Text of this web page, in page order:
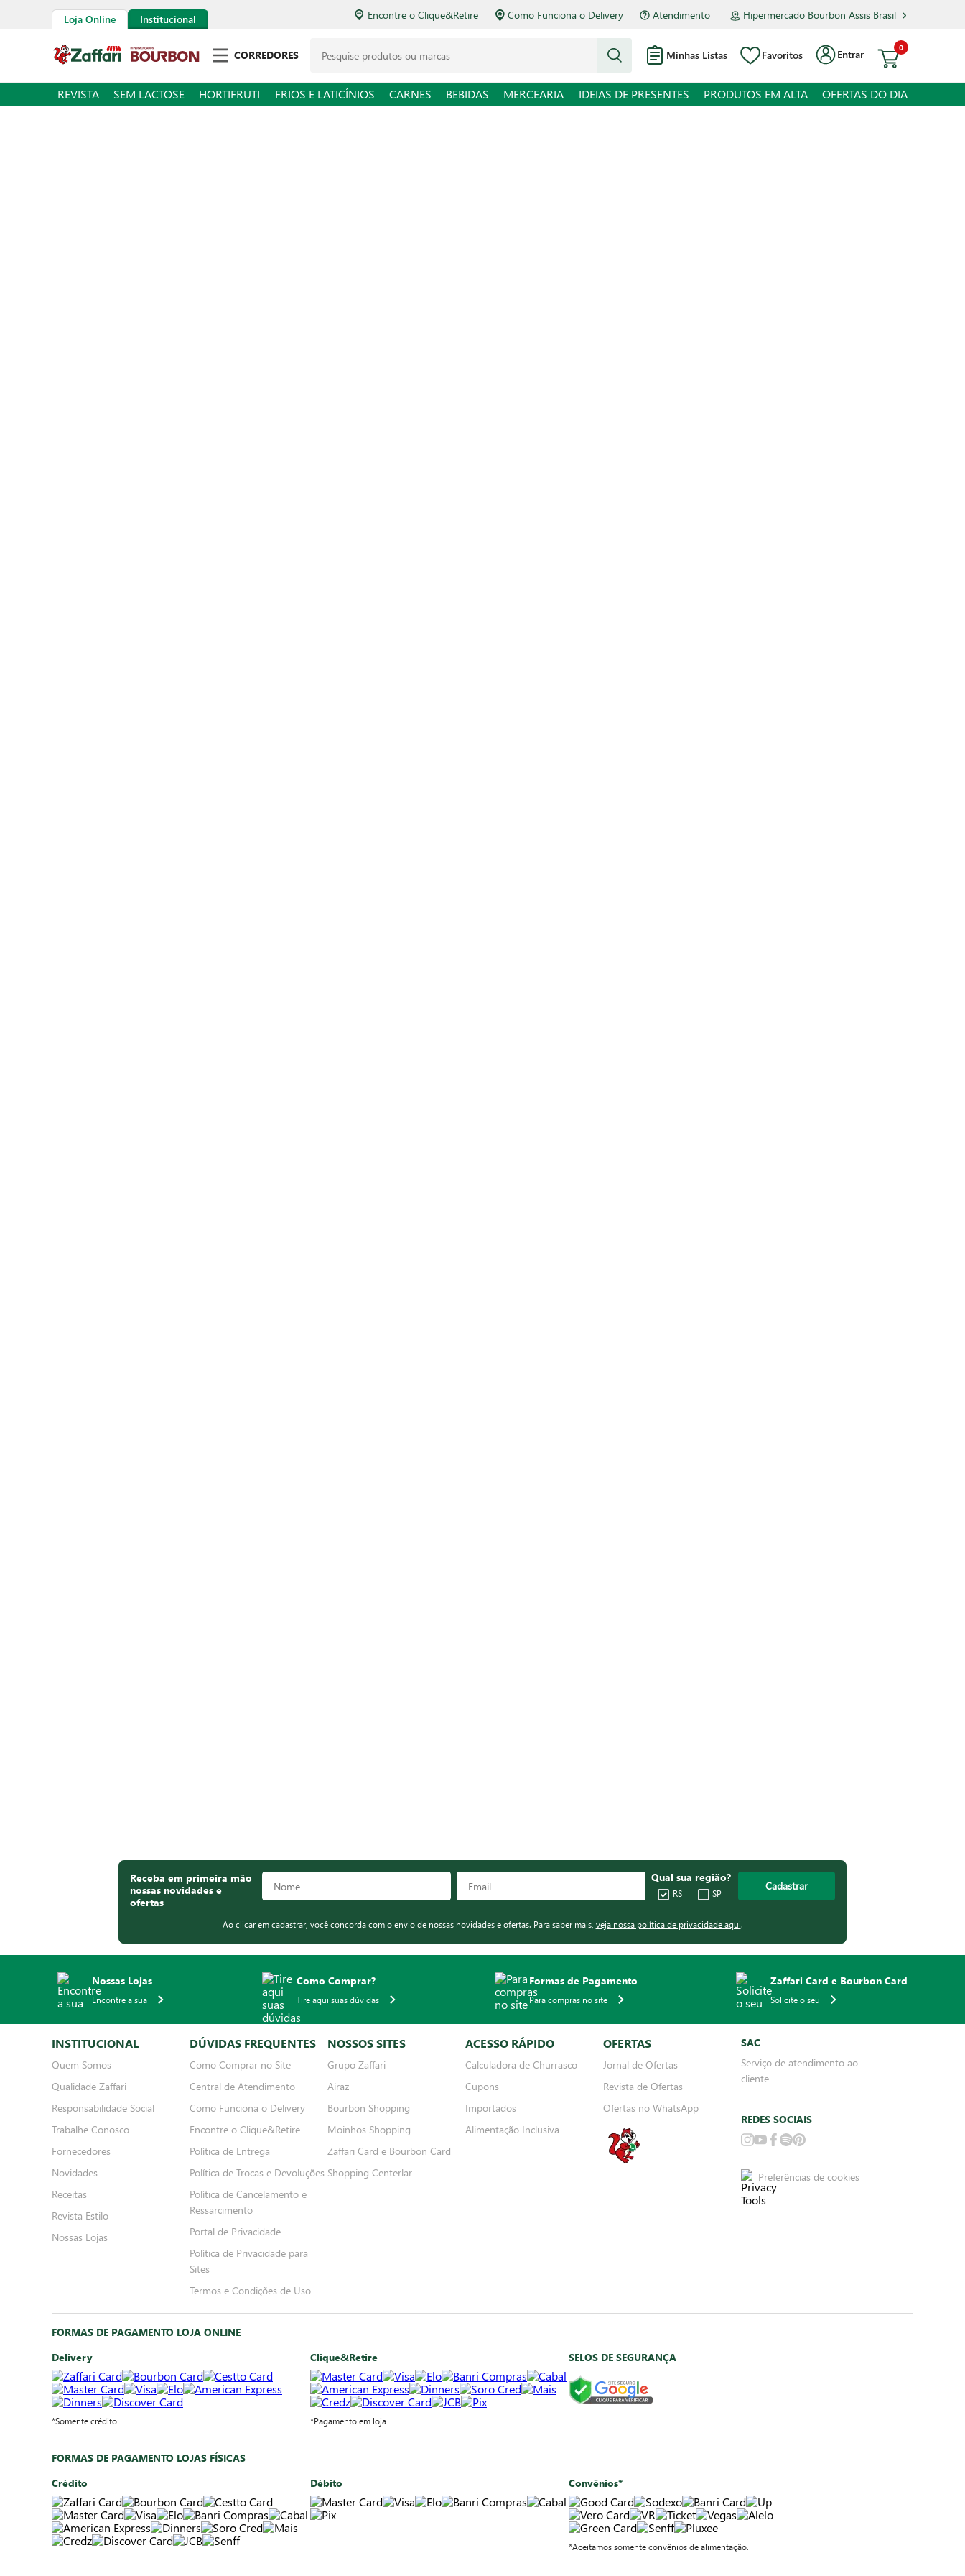
Loja Online Institucional Encontre o Clique&Retire Como Funciona o Delivery Atendimento Hipermercado Bourbon Assis Brasil
CORREDORES Minhas Listas Favoritos Entrar
0
REVISTA SEM LACTOSE HORTIFRUTI FRIOS E LATICÍNIOS CARNES BEBIDAS MERCEARIA IDEIAS DE PRESENTES PRODUTOS EM ALTA OFERTAS DO DIA
Receba em primeira mão
nossas novidades e
ofertas
Qual sua região?
RS SP
Cadastrar
Ao clicar em cadastrar, você concorda com o envio de nossas novidades e ofertas. Para saber mais, veja nossa política de privacidade aqui.
Nossas Lojas
Encontre a sua
Como Comprar?
Tire aqui suas dúvidas
Formas de Pagamento
Para compras no site
Zaffari Card e Bourbon Card
Solicite o seu
INSTITUCIONAL
Quem Somos
Qualidade Zaffari
Responsabilidade Social
Trabalhe Conosco
Fornecedores
Novidades
Receitas
Revista Estilo
Nossas Lojas
DÚVIDAS FREQUENTES
Como Comprar no Site
Central de Atendimento
Como Funciona o Delivery
Encontre o Clique&Retire
Política de Entrega
Política de Trocas e Devoluções
Política de Cancelamento e
Ressarcimento
Portal de Privacidade
Política de Privacidade para
Sites
Termos e Condições de Uso
NOSSOS SITES
Grupo Zaffari
Airaz
Bourbon Shopping
Moinhos Shopping
Zaffari Card e Bourbon Card
Shopping Centerlar
ACESSO RÁPIDO
Calculadora de Churrasco
Cupons
Importados
Alimentação Inclusiva
OFERTAS
Jornal de Ofertas
Revista de Ofertas
Ofertas no WhatsApp
SAC
Serviço de atendimento ao
cliente
REDES SOCIAIS
Preferências de cookies
FORMAS DE PAGAMENTO LOJA ONLINE
Delivery
*Somente crédito
Clique&Retire
*Pagamento em loja
SELOS DE SEGURANÇA
FORMAS DE PAGAMENTO LOJAS FÍSICAS
Crédito
Débito Convênios*
*Aceitamos somente convênios de alimentação.